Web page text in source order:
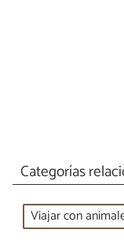
Categorías
Viajar con